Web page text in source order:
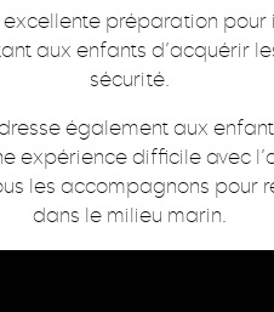
préparation pour
aux enfants d’acquérir
sécurité.
également aux
expérience difficile avec
les accompagnons pour
dans le milieu marin.